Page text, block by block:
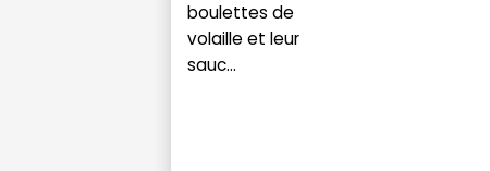
boulettes de
volaille et leur
sauc...